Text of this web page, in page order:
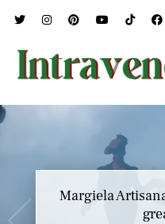
Margiela
Marc Jacobs